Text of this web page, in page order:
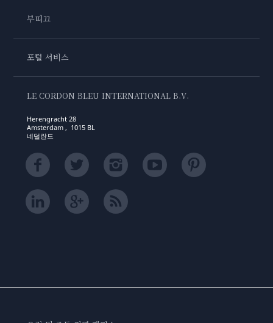
부띠끄
포털 서비스
LE CORDON BLEU INTERNATIONAL B.V.
Herengracht 28
Amsterdam , 1015 BL
네덜란드